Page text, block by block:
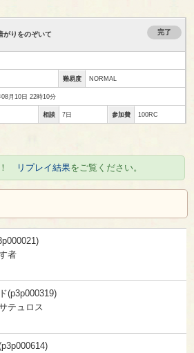
がりをのぞいて 完了
難易度 NORMAL
08月10日 22時10分
相談 7日 参加費 100RC
！ リプレイ結果をご覧ください。
者
(p3p000319)
テュロス